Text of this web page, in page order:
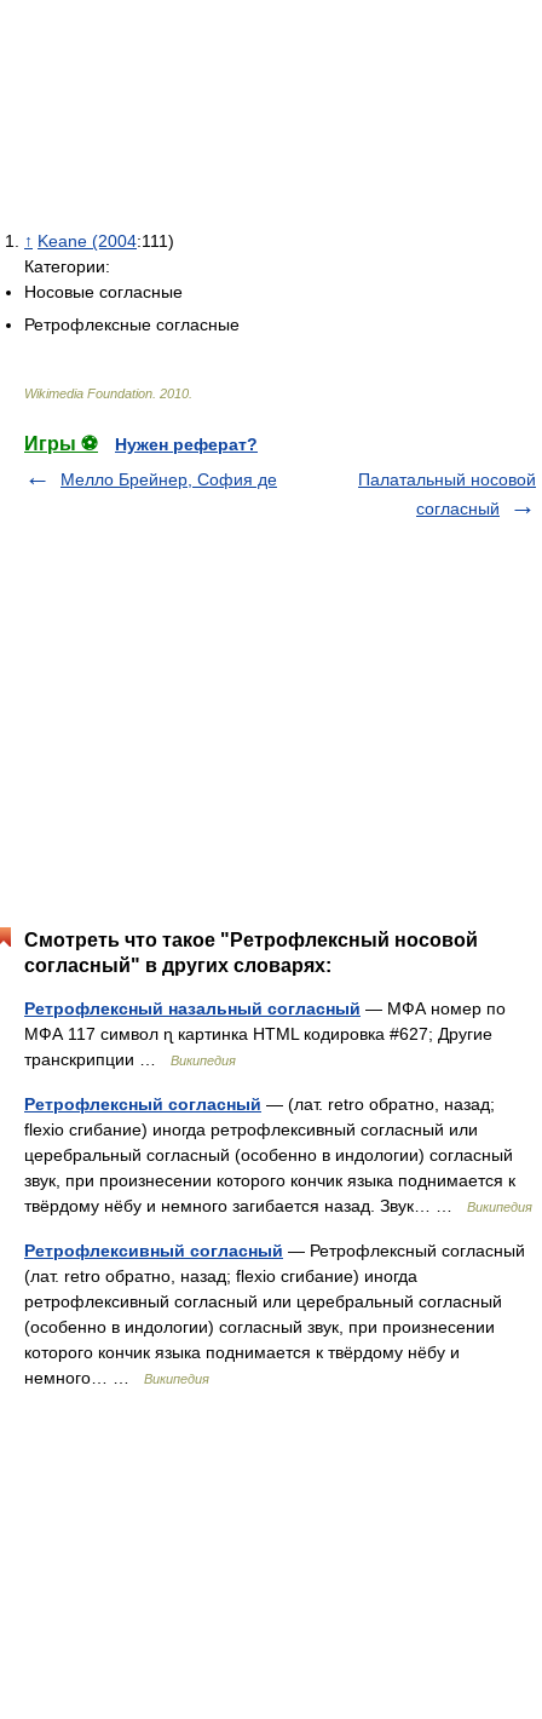
↑ Keane (2004:111)
Категории:
Носовые согласные
Ретрофлексные согласные
Wikimedia Foundation 2010
Игры ⚽
Нужен реферат?
Мелло Брейнер, София де
Палатальный носовой
согласный
Смотреть что такое "Ретрофлексный носовой
согласный" в других словарях:
Ретрофлексный назальный согласный — МФА номер по
МФА 117 символ ɳ картинка HTML кодировка #627; Другие
транскрипции …
Википедия
Ретрофлексный согласный — (лат. retro обратно, назад;
flexio сгибание) иногда ретрофлексивный согласный или
церебральный согласный (особенно в индологии) согласный
звук, при произнесении которого кончик языка поднимается к
твёрдому нёбу и немного загибается назад. Звук… …
Википедия
Ретрофлексивный согласный — Ретрофлексный согласный
(лат. retro обратно, назад; flexio сгибание) иногда
ретрофлексивный согласный или церебральный согласный
(особенно в индологии) согласный звук, при произнесении
которого кончик языка поднимается к твёрдому нёбу и
немного… …
Википедия